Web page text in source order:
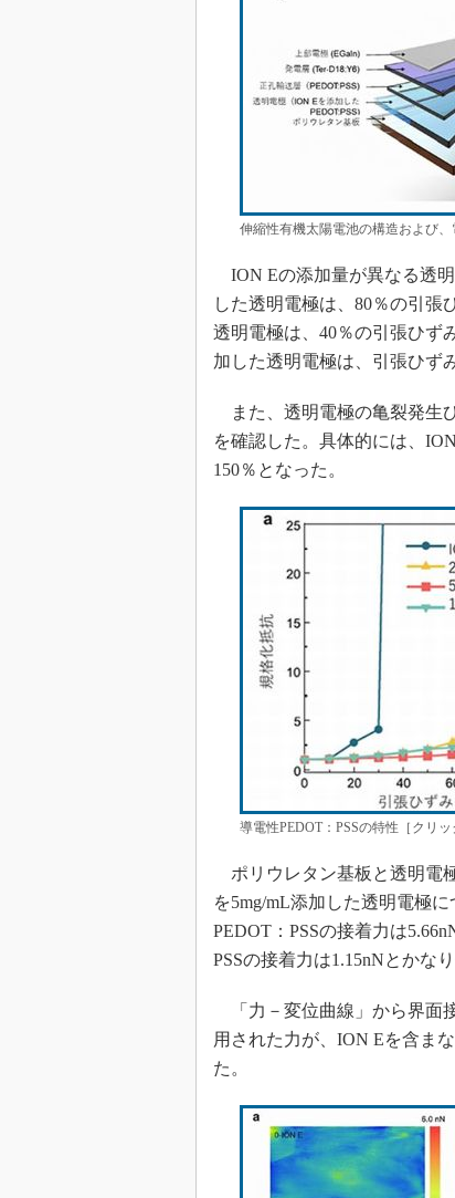
伸縮性有機太陽電池の構造および
ION Eの添加量が異なる透
した透明電極は、80％の引張
透明電極は、40％の引張ひず
加した透明電極は、引張ひず
また、透明電極の亀裂発生
を確認した。具体的には、
150％となった。
導電性PEDOT：PSSの特性［クリ
ポリウレタン基板と透明電
を5mg/mL添加した透明電極
PEDOT：PSSの接着力は
PSSの接着力は1.15nNとかな
「力－変位曲線」から界面
用された力が、ION Eを含ま
た。